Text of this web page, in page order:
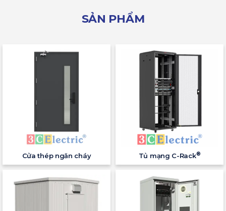
SẢN PHẨM
Cửa thép ngăn cháy Tủ mạng C-Rack®